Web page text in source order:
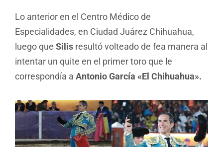
Lo anterior en el Centro Médico de
Especialidades, en Ciudad Juárez Chihuahua,
luego que Silis resultó volteado de fea manera al
intentar un quite en el primer toro que le
correspondía a Antonio García «El Chihuahua».